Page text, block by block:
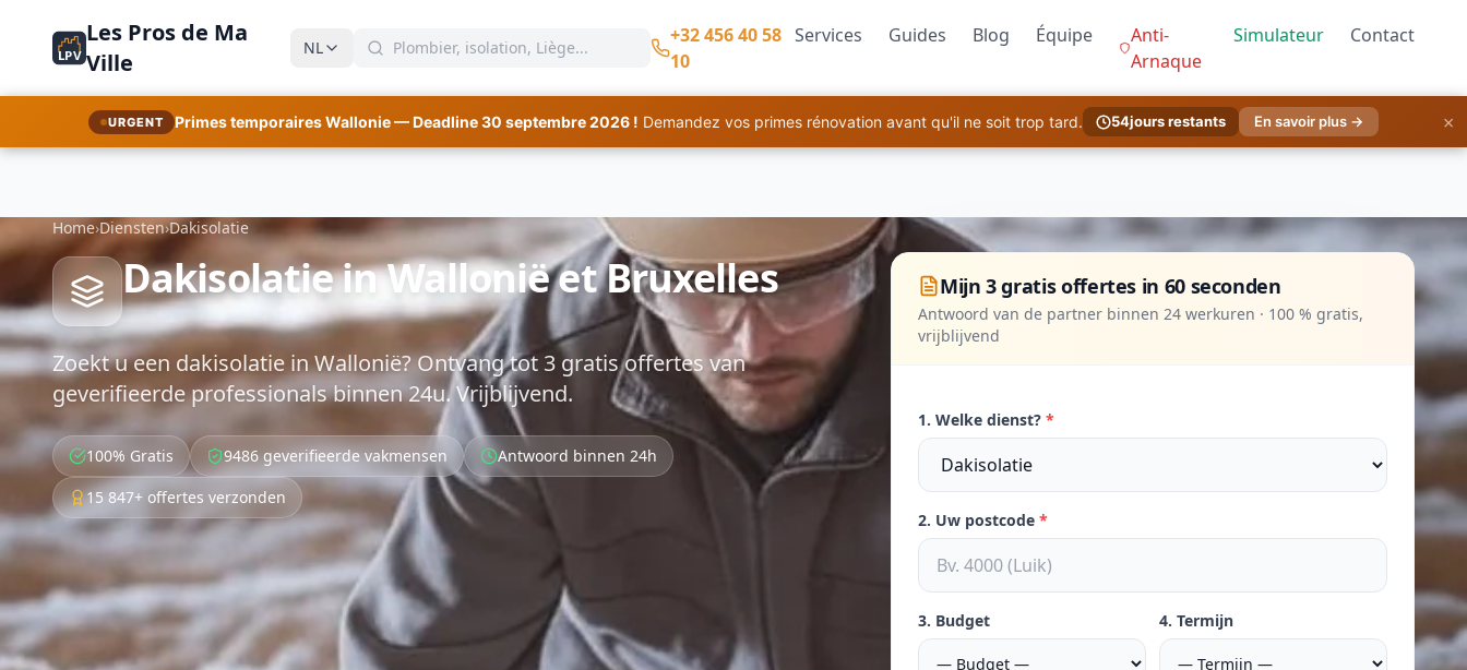
LPV
Les Pros de Ma
Ville
NL
+32 456 40 58
10
Services Guides Blog Équipe
Anti-
Arnaque
Simulateur Contact
URGENT Primes temporaires Wallonie — Deadline 30 septembre 2026 ! Demandez vos primes rénovation avant qu'il ne soit trop tard. 54jours restants En savoir plus → ×
Home›Diensten›Dakisolatie
Dakisolatie in Wallonië et Bruxelles
Zoekt u een dakisolatie in Wallonië? Ontvang tot 3 gratis offertes van
geverifieerde professionals binnen 24u. Vrijblijvend.
100% Gratis 9486 geverifieerde vakmensen
Antwoord binnen 24h
15 847+ offertes verzonden
Mijn 3 gratis offertes in 60 seconden
Antwoord van de partner binnen 24 werkuren · 100 % gratis,
vrijblijvend
1. Welke dienst? *
2. Uw postcode *
3. Budget 4. Termijn